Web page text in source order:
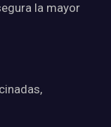
la mayor